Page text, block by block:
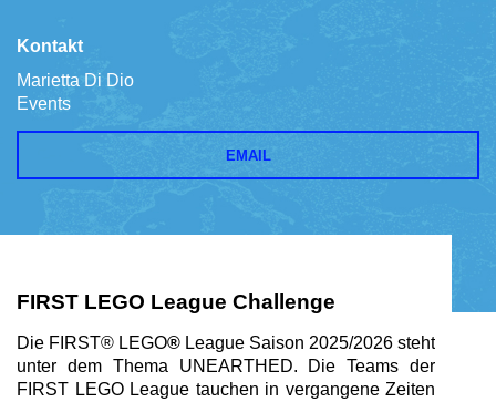
FIRST LEGO League Challenge
Die FIRST® LEGO® League Saison 2025/2026 steht
unter dem Thema UNEARTHED. Die Teams der
FIRST LEGO League tauchen in vergangene Zeiten
Kontakt
Marietta Di Dio
Events
EMAIL